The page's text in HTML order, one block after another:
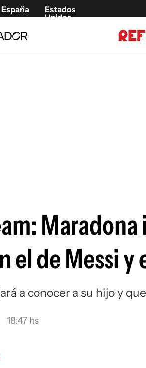
España
Estados
Unidos
el de Messi y
a conocer a su hijo y
18:47 hs